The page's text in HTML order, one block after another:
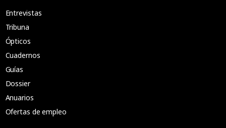
Entrevistas
Tribuna
Ópticos
Cuadernos
Guías
Dossier
Anuarios
Ofertas de empleo